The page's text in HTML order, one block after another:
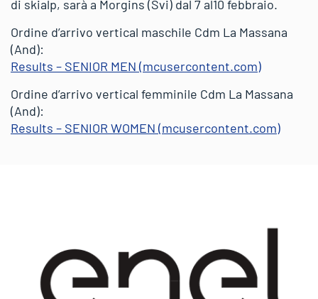
di skialp, sarà a Morgins (Svi) dal 7 al10 febbraio.
Ordine d’arrivo vertical maschile Cdm La Massana
(And):
Results – SENIOR MEN (mcusercontent.com)
Ordine d’arrivo vertical femminile Cdm La Massana
(And):
Results – SENIOR WOMEN (mcusercontent.com)